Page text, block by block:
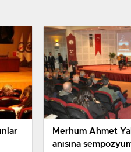
Merhum Ahmet
anısına